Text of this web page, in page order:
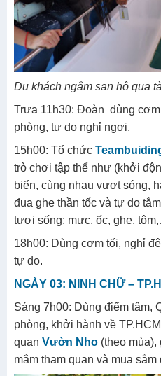
Du khách ngắm san hô qua
Trưa 11h30: Đoàn dùng
phòng, tự do nghỉ ngơi.
15h00: Tổ chức
trò chơi tập thể như (khởi
biển, cùng nhau vượt sóng,
đua ghe thần tốc và tự do
tươi sống: mực, ốc, ghẹ,
18h00: Dùng cơm tối, nghỉ
tự do.
NGÀY 03: NINH CHỮ –
Sáng 7h00: Dùng điểm tâm,
phòng, khởi hành về
quan Vườn Nho (theo
mắm tham quan và mua sắm